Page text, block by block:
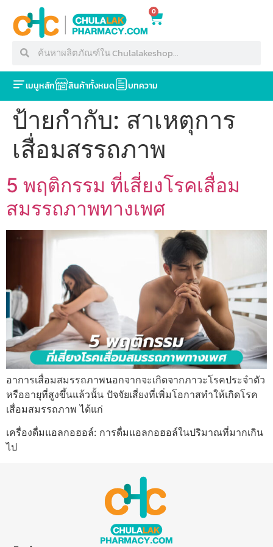
0
เมนูหลัก สินค้าทั้งหมด บทความ
ป้ายกำกับ: สาเหตุการ
เสื่อมสรรถภาพ
5 พฤติกรรม ที่เสี่ยงโรคเสื่อม
สมรรถภาพทางเพศ
อาการเสื่อมสมรรถภาพนอกจากจะเกิดจากภาวะโรคประจำตัว
หรืออายุที่สูงขึ้นแล้วนั้น ปัจจัยเสี่ยงที่เพิ่มโอกาสทำให้เกิดโรค
เสื่อมสมรรถภาพ ได้แก่
เครื่องดื่มแอลกอฮอล์: การดื่มแอลกอฮอล์ในปริมาณที่มากเกิน
ไป